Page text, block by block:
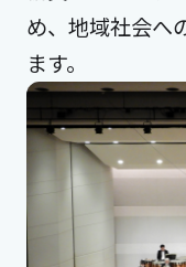
め、地域社会へ
ます。